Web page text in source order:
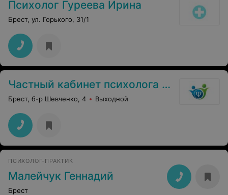
Психолог Гуреева Ирина
Брест, ул. Горького, 31/1
Частный кабинет психолога Палюшик Е. В.
Брест, б-р Шевченко, 4 Выходной
ПСИХОЛОГ-ПРАКТИК
Малейчук Геннадий
Брест